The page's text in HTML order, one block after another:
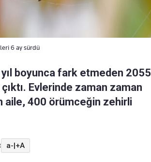
6 ay sürdü
boyunca fark etmeden 2055
Evlerinde zaman zaman
aile, 400 örümceğin zehirli
a-|+A